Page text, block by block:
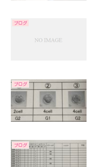
ブログ
ブログ
ブログ